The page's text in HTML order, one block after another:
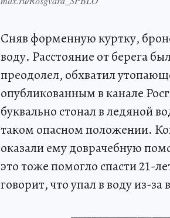
Сняв форменную куртку,
воду. Расстояние от берега
преодолел, обхватил
опубликованным в канале
буквально стонал в ледяной
таком опасном положении.
оказали ему доврачебную
это тоже помогло спасти 21-
говорит, что упал в воду из-